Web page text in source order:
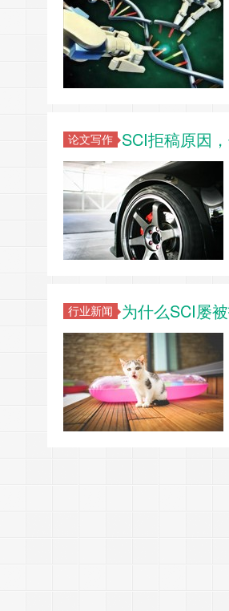
论文写作 SCI拒稿原因
行业新闻 为什么SCI屡